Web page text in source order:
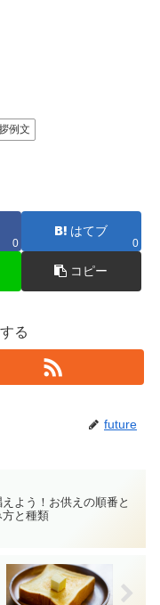
例文
0
はてブ
0
コピー
る
future
よう！お供えの順番と
と種類